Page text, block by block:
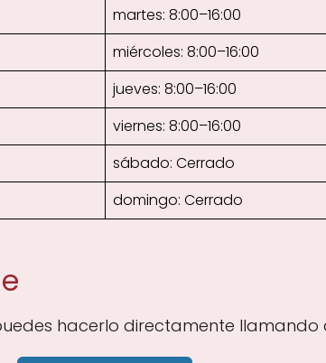
martes: 8:00–16:00
miércoles: 8:00–16:00
jueves: 8:00–16:00
viernes: 8:00–16:00
sábado: Cerrado
domingo: Cerrado
hacerlo directamente llamando